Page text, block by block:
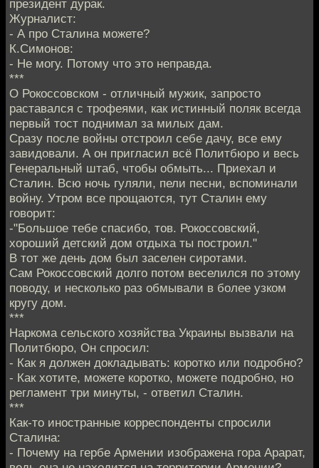
президент дурак.
Журналист:
- А про Сталина можете?
К.Симонов:
- Не могу. Потому что это неправда.
***
О Рокоссовском - отличный мужик, запросто
раставался с трофеями, как истинный поляк всегда
первый тост поднимал за милых дам.
Сразу после войны отстроил себе дачу, все ему
завидовали. А он пригласил всё Политбюро и весь
Генеральный штаб, чтобы обмыть... Приехал и
Сталин. Всю ночь гуляли, пели песни, вспоминали
войну. Утром все прощаются, тут Сталин ему
говорит:
-"Большое тебе спасибо, тов. Рокоссовский,
хороший детский дом отдыха ты построил."
В тот же день дом был заселен сиротами.
Сам Рокоссовский долго потом веселился по этому
поводу, и несколько раз обмывали в более узком
кругу дом.
***
Наркома сельского хозяйства Украины вызвали на
Политбюро, Он спросил:
- Как я должен докладывать: коротко или подробно?
- Как хотите, можете коротко, можете подробно, но
регламент три минуты, - ответил Сталин.
***
Как-то иностранные корреспонденты спросили
Сталина:
- Почему на гербе Армении изображена гора Арарат,